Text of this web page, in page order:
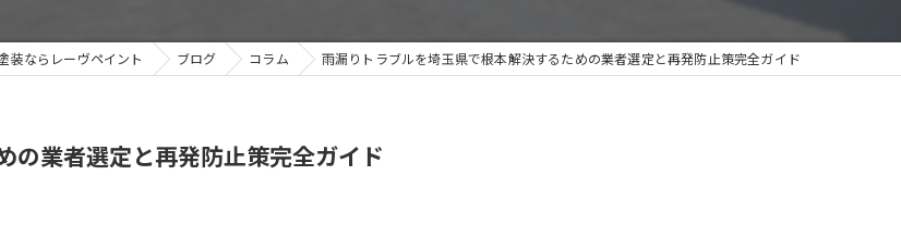
装ならレーヴペイント ブログ コラム 雨漏りトラブルを埼玉県で根本解決するための業者選定と再発防止策完全ガイド
の業者選定と再発防止策完全ガイド